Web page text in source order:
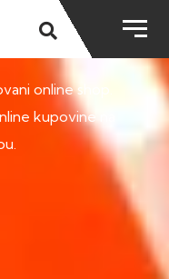
online shop.
kupovine na